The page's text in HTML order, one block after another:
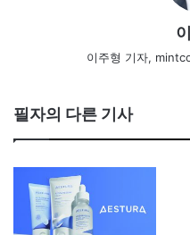
이주형 기자,
필자의 다른 기사